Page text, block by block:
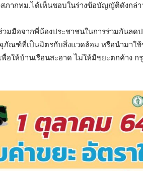
ภากทม.ได้เห็นชอบในร่างข้อบัญญัติดังกล่า
วมมือจากพี่น้องประชาชนในการร่วมกันล
ภัณฑ์ที่เป็นมิตรกับสิ่งแวดล้อม หรือนำมาใ
อให้บ้านเรือนสะอาด ไม่ให้มีขยะตกค้าง ก